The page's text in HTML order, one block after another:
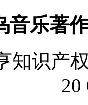
音乐著
知识产
20